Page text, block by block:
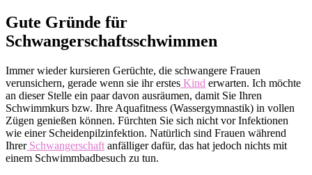
Gute Gründe für
Schwangerschaftsschwimmen
Immer wieder kursieren Gerüchte, die schwangere Frauen
verunsichern, gerade wenn sie ihr erstes Kind erwarten. Ich möchte
an dieser Stelle ein paar davon ausräumen, damit Sie Ihren
Schwimmkurs bzw. Ihre Aquafitness (Wassergymnastik) in vollen
Zügen genießen können. Fürchten Sie sich nicht vor Infektionen
wie einer Scheidenpilzinfektion. Natürlich sind Frauen während
IhrerSchwangerschaft anfälliger dafür, das hat jedoch nichts mit
einem Schwimmbadbesuch zu tun.